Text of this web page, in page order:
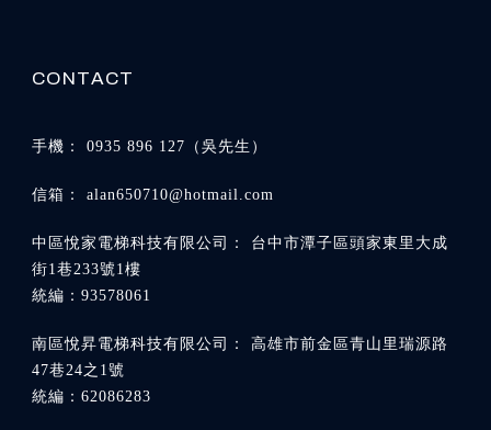
0935 896 127
alan650710@hotmail.com
台中市潭子區頭家東里大成
街1巷233號1樓
高雄市前金區青山里瑞源路
47巷24之1號